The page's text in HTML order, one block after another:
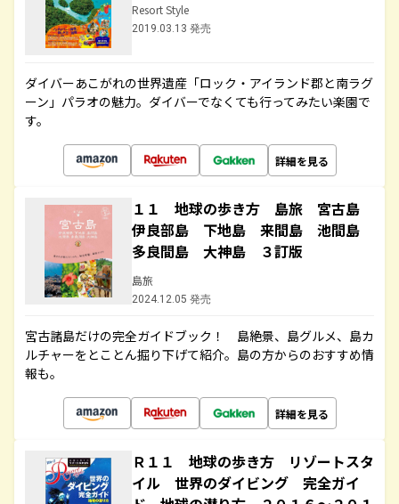
Resort Style
2019.03.13 発売
ダイバーあこがれの世界遺産「ロック・アイランド郡と南ラグ
ーン」パラオの魅力。ダイバーでなくても行ってみたい楽園で
す。
詳細を見る
１１ 地球の歩き方 島旅 宮古島
伊良部島 下地島 来間島 池間島
多良間島 大神島 ３訂版
島旅
2024.12.05 発売
宮古諸島だけの完全ガイドブック！ 島絶景、島グルメ、島カ
ルチャーをとことん掘り下げて紹介。島の方からのおすすめ情
報も。
詳細を見る
Ｒ１１ 地球の歩き方 リゾートスタ
イル 世界のダイビング 完全ガイ